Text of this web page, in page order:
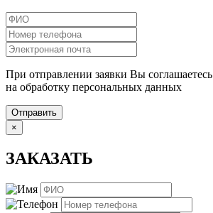
При отправлении заявки Вы соглашаетесь
на обработку персональных данных
Отправить
×
ЗАКАЗАТЬ